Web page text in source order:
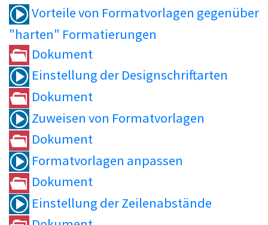
Vorteile von Formatvorlagen gegenüber
"harten" Formatierungen
Dokument
Einstellung der Designschriftarten
Dokument
Zuweisen von Formatvorlagen
Dokument
Formatvorlagen anpassen
Dokument
Einstellung der Zeilenabstände